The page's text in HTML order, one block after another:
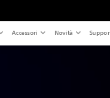
Accessori Novità